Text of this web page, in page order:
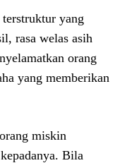
terstruktur yang
rasa welas asih
orang
yang memberikan
miskin
Bila